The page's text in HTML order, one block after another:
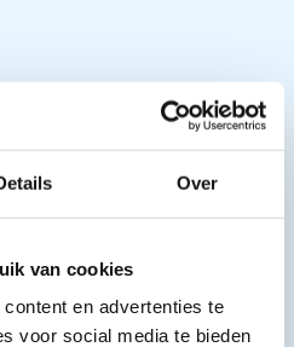
Over
van cookies
en advertenties te
voor social media te bieden
in deze